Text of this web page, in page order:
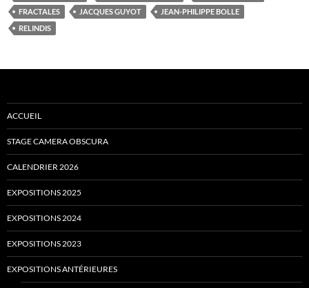
FRACTALES
JACQUES GUYOT
JEAN-PHILIPPE BOLLE
RELINDIS
ACCUEIL
STAGE CAMERA OBSCURA
CALENDRIER 2026
EXPOSITIONS 2025
EXPOSITIONS 2024
EXPOSITIONS 2023
EXPOSITIONS ANTÉRIEURES